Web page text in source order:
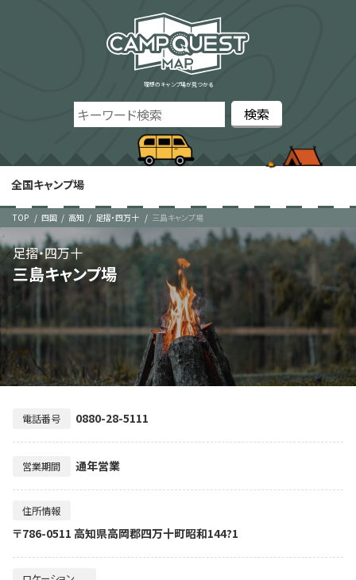
理想のキャンプ場が見つかる
全国キャンプ場
TOP 四国 高知 足摺・四万十 三島キャンプ場
三島キャンプ場
足摺・四万十
電話番号 0880-28-5111
営業期間 通年営業
住所情報
〒786-0511 高知県高岡郡四万十町昭和144?1